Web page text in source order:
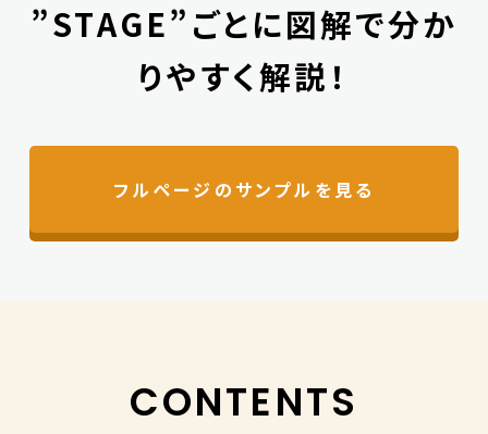
”STAGE”ごとに図解で分か
りやすく解説！
フルページのサンプルを見る
CONTENTS